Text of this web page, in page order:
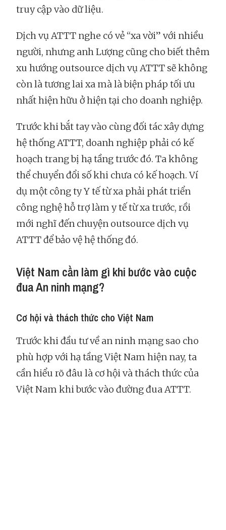
truy cập vào dữ liệu.
Dịch vụ ATTT nghe có vẻ “xa vời” với nhiều
người, nhưng anh Lượng cũng cho biết thêm
xu hướng outsource dịch vụ ATTT sẽ không
còn là tương lai xa mà là biện pháp tối ưu
nhất hiện hữu ở hiện tại cho doanh nghiệp.
Trước khi bắt tay vào cùng đối tác xây dựng
hệ thống ATTT, doanh nghiệp phải có kế
hoạch trang bị hạ tầng trước đó. Ta không
thể chuyển đổi số khi chưa có kế hoạch. Ví
dụ một công ty Y tế từ xa phải phát triển
công nghệ hỗ trợ làm y tế từ xa trước, rồi
mới nghĩ đến chuyện outsource dịch vụ
ATTT để bảo vệ hệ thống đó.
Việt Nam cần làm gì khi bước vào cuộc
đua An ninh mạng?
Cơ hội và thách thức cho Việt Nam
Trước khi đầu tư về an ninh mạng sao cho
phù hợp với hạ tầng Việt Nam hiện nay, ta
cần hiểu rõ đâu là cơ hội và thách thức của
Việt Nam khi bước vào đường đua ATTT.